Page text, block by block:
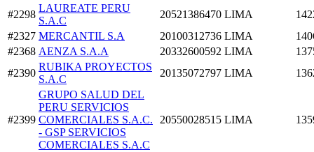
#2298
LAUREATE PERU
S.A.C
20521386470 LIMA
#2327 MERCANTIL S.A 20100312736 LIMA
#2368 AENZA S.A.A 20332600592 LIMA
#2390
RUBIKA PROYECTOS
S.A.C
20135072797 LIMA
#2399
GRUPO SALUD DEL
PERU SERVICIOS
COMERCIALES S.A.C.
- GSP SERVICIOS
COMERCIALES S.A.C
20550028515 LIMA